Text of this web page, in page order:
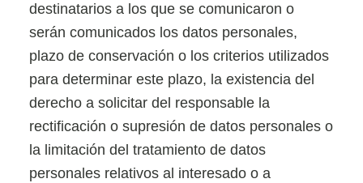
destinatarios a los que se comunicaron o
serán comunicados los datos personales,
plazo de conservación o los criterios utilizados
para determinar este plazo, la existencia del
derecho a solicitar del responsable la
rectificación o supresión de datos personales o
la limitación del tratamiento de datos
personales relativos al interesado o a